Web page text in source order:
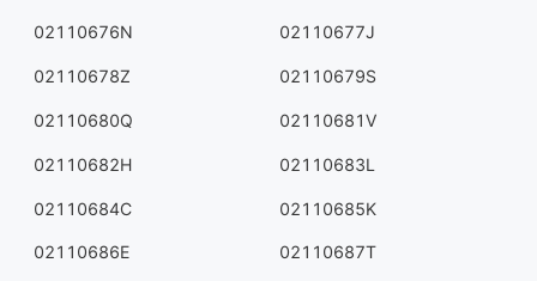
02110676N 02110677J
02110678Z 02110679S
02110680Q 02110681V
02110682H 02110683L
02110684C 02110685K
02110686E 02110687T